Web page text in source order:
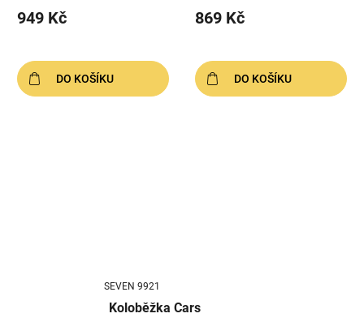
949 Kč
DO KOŠÍKU
869 Kč
DO KOŠÍKU
SEVEN 9921
Koloběžka Cars